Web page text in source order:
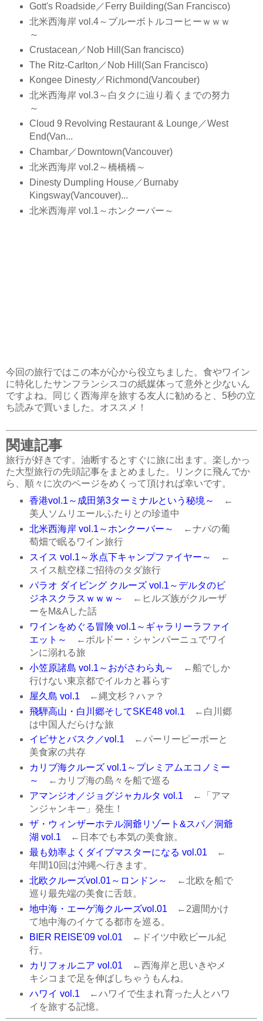
Gott's Roadside／Ferry Building(San Francisco)
北米西海岸 vol.4～ブルーボトルコーヒーｗｗｗ
～
Crustacean／Nob Hill(San francisco)
The Ritz-Carlton／Nob Hill(San Francisco)
Kongee Dinesty／Richmond(Vancouber)
北米西海岸 vol.3～白タクに辿り着くまでの努力
～
Cloud 9 Revolving Restaurant & Lounge／West
End(Van...
Chambar／Downtown(Vancouver)
北米西海岸 vol.2～橋橋橋～
Dinesty Dumpling House／Burnaby
Kingsway(Vancouver)...
北米西海岸 vol.1～ホンクーバー～
今回の旅行ではこの本が心から役立ちました。食やワイン
に特化したサンフランシスコの紙媒体って意外と少ないん
ですよね。同じく西海岸を旅する友人に勧めると、5秒の立
ち読みで買いました。オススメ！
関連記事
旅行が好きです。油断するとすぐに旅に出ます。楽しかっ
た大型旅行の先頭記事をまとめました。リンクに飛んでか
ら、順々に次のページをめくって頂ければ幸いです。
香港vol.1～成田第3ターミナルという秘境～
←
美人ソムリエールふたりとの珍道中
北米西海岸 vol.1～ホンクーバー～
←ナパの葡
萄畑で眠るワイン旅行
スイス vol.1～氷点下キャンプファイヤー～
←
スイス航空様ご招待のタダ旅行
パラオ ダイビング クルーズ vol.1～デルタのビ
ジネスクラスｗｗｗ～
←ヒルズ族がクルーザ
ーをM&Aした話
ワインをめぐる冒険 vol.1～ギャラリーラファイ
エット～
←ボルドー・シャンパーニュでワイ
ンに溺れる旅
小笠原諸島 vol.1～おがさわら丸～
←船でしか
行けない東京都でイルカと暮らす
屋久島 vol.1 ←縄文杉？ハァ？
飛騨高山・白川郷そしてSKE48 vol.1 ←白川郷
は中国人だらけな旅
イビサとバスク／vol.1←パーリーピーポーと
美食家の共存
カリブ海クルーズ vol.1～プレミアムエコノミー
～
←カリブ海の島々を船で巡る
アマンジオ／ジョグジャカルタ vol.1 ←「アマ
ンジャンキー」発生！
ザ・ウィンザーホテル洞爺リゾート&スパ／洞爺
湖 vol.1 ←日本でも本気の美食旅。
最も効率よくダイブマスターになる vol.01 ←
年間10回は沖縄へ行きます。
北欧クルーズvol.01～ロンドン～
←北欧を船で
巡り最先端の美食に舌鼓。
地中海・エーゲ海クルーズvol.01 ←2週間かけ
て地中海のイケてる都市を巡る。
BIER REISE'09 vol.01 ←ドイツ中欧ビール紀
行。
カリフォルニア vol.01 ←西海岸と思いきやメ
キシコまで足を伸ばしちゃうもんね。
ハワイ vol.1 ←ハワイで生まれ育った人とハワ
イを旅する記憶。